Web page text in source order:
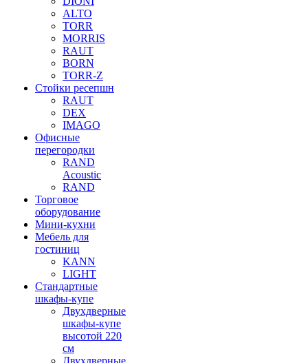
ALTO
TORR
MORRIS
RAUT
BORN
TORR-Z
Стойки ресепшн
RAUT
DEX
IMAGO
Офисные
перегородки
RAND
Acoustic
RAND
Торговое
оборудование
Мини-кухни
Мебель для
гостиниц
KANN
LIGHT
Стандартные
шкафы-купе
Двухдверные
шкафы-купе
высотой 220
см
Двухдверные